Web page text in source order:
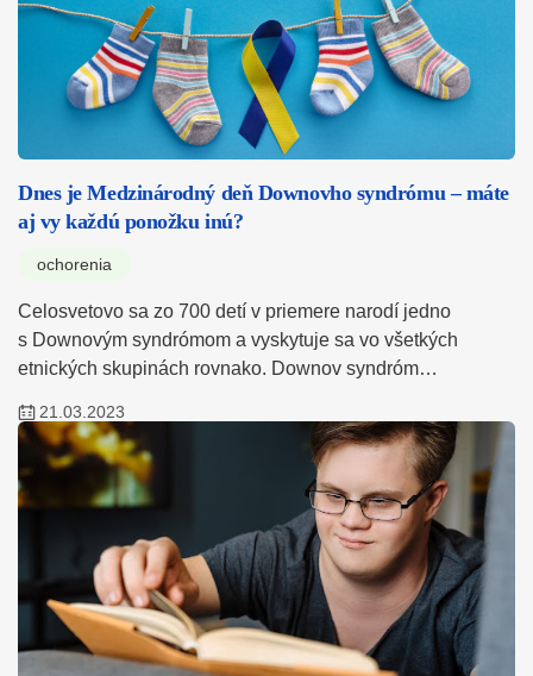
Dnes je Medzinárodný deň Downovho syndrómu – máte
aj vy každú ponožku inú?
ochorenia
Celosvetovo sa zo 700 detí v priemere narodí jedno
s Downovým syndrómom a vyskytuje sa vo všetkých
etnických skupinách rovnako. Downov syndróm…
21.03.2023